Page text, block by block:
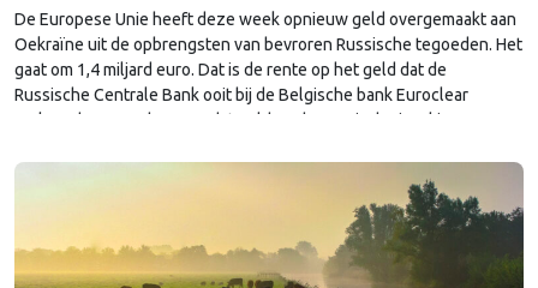
De Europese Unie heeft deze week opnieuw geld overgemaakt aan
Oekraïne uit de opbrengsten van bevroren Russische tegoeden. Het
gaat om 1,4 miljard euro. Dat is de rente op het geld dat de
Russische Centrale Bank ooit bij de Belgische bank Euroclear
parkeerde. De EU bevroor dat geld na de Russische inval in